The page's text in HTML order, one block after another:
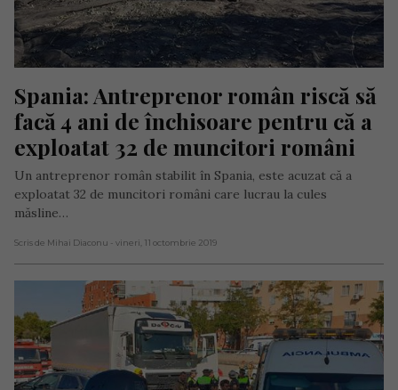
Spania: Antreprenor român riscă să
facă 4 ani de închisoare pentru că a
exploatat 32 de muncitori români
Un antreprenor român stabilit în Spania, este acuzat că a
exploatat 32 de muncitori români care lucrau la cules
măsline…
Scris de Mihai Diaconu - vineri, 11 octombrie 2019